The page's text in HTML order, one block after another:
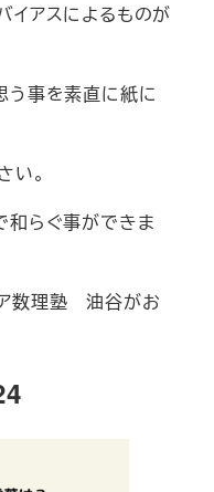
イアスによるものが
う事を素直に紙に
い。
和らぐ事ができま
数理塾 油谷がお